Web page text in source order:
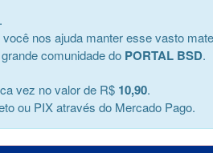
nos ajuda manter esse vasto
comunidade do PORTAL BSD.
vez no valor de R$ 10,90.
ou PIX através do Mercado Pago.